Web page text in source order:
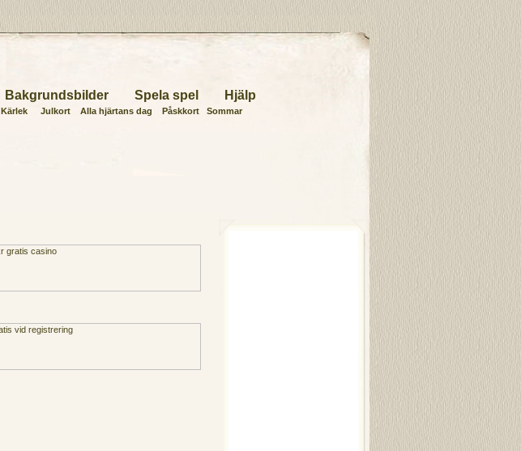
Bakgrundsbilder Spela spel Hjälp
Kärlek Julkort Alla hjärtans dag Påskkort Sommar